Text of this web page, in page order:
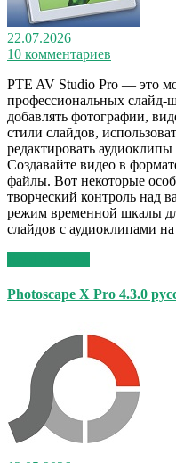
22.07.2026
10 комментариев
PTE AV Studio Pro — это
профессиональных
добавлять фотографии,
стили слайдов,
редактировать
Создавайте видео в
файлы. Вот некоторые
творческий контроль над
режим временной шкалы
слайдов с аудиоклипами
Photoscape X Pro 4.3.0